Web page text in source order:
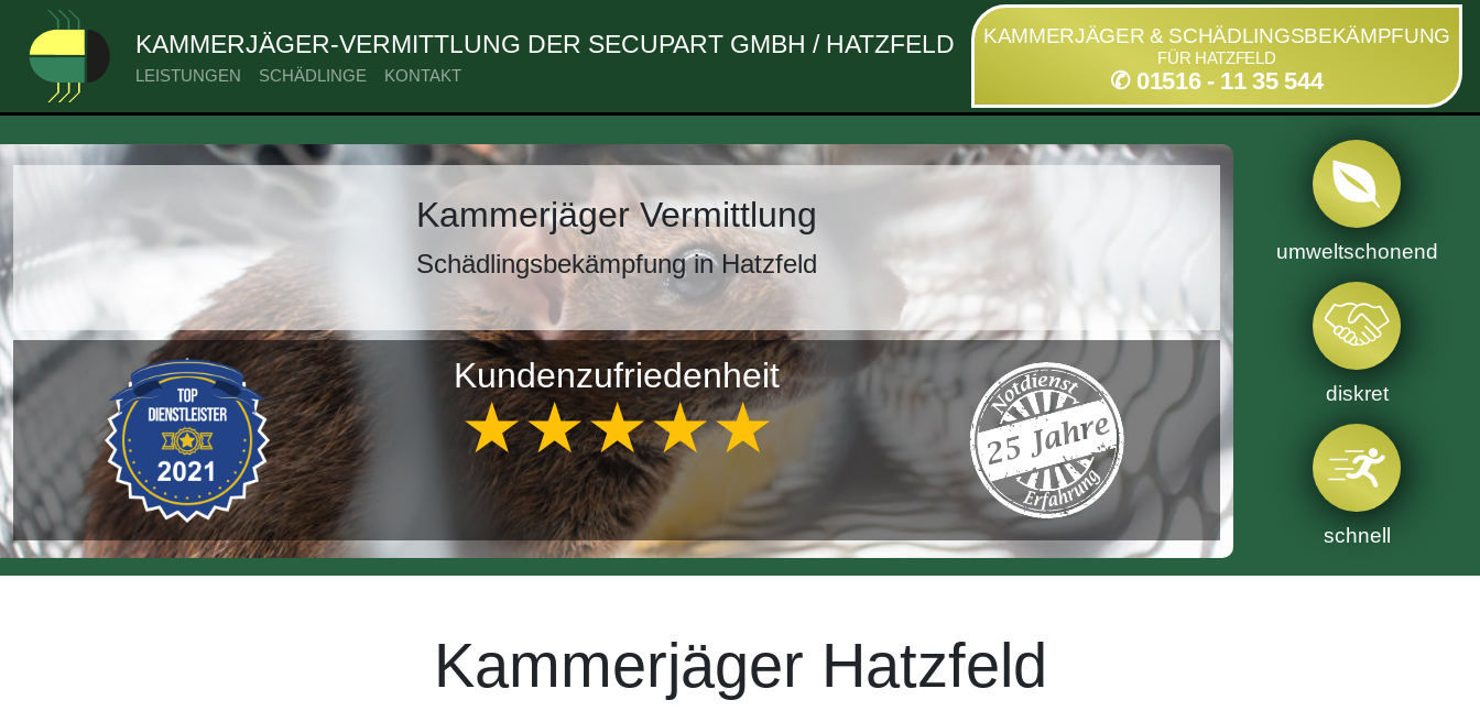
KAMMERJÄGER-VERMITTLUNG DER SECUPART GMBH / HATZFELD
LEISTUNGEN SCHÄDLINGE KONTAKT
KAMMERJÄGER & SCHÄDLINGSBEKÄMPFUNG
FÜR HATZFELD
✆ 01516 - 11 35 544
Kammerjäger Vermittlung
Schädlingsbekämpfung in Hatzfeld
Kundenzufriedenheit
★★★★★
umweltschonend
diskret
schnell
Kammerjäger Hatzfeld